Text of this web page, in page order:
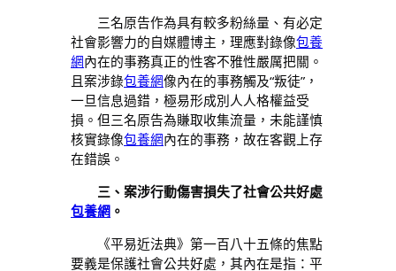
三名原告作為具有較多粉絲量、有必定
社會影響力的自媒體博主，理應對錄像包養
網內在的事務真正的性客不雅性嚴厲把關。
且案涉錄包養網像內在的事務觸及“叛徒”，
一旦信息過錯，極易形成別人人格權益受
損。但三名原告為賺取收集流量，未能謹慎
核實錄像包養網內在的事務，故在客觀上存
在錯誤。
三、案涉行動傷害損失了社會公共好處
包養網 。
《平易近法典》第一百八十五條的焦點
要義是保護社會公共好處，其內在是指：平